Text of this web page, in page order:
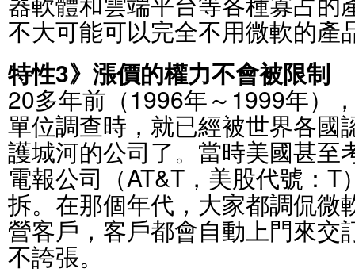
不大可能可以完全不用微軟的產
特性3》漲價的權力不會被限制
20多年前（1996年～1999年）
單位調查時，就已經被世界各國
護城河的公司了。當時美國甚至
電報公司（AT&T，美股代號：
拆。在那個年代，大家都調侃微
營客戶，客戶都會自動上門來交
不誇張。